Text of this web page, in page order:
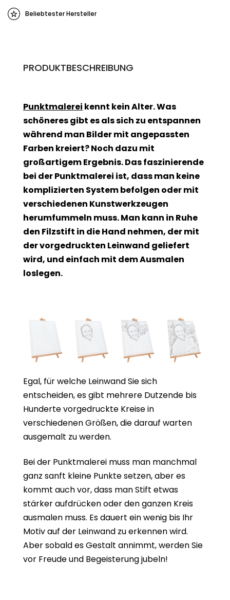
Beliebtester Hersteller
PRODUKTBESCHREIBUNG
Punktmalerei kennt kein Alter. Was
schöneres gibt es als sich zu entspannen
während man Bilder mit angepassten
Farben kreiert? Noch dazu mit
großartigem Ergebnis. Das faszinierende
bei der Punktmalerei ist, dass man keine
komplizierten System befolgen oder mit
verschiedenen Kunstwerkzeugen
herumfummeln muss. Man kann in Ruhe
den Filzstift in die Hand nehmen, der mit
der vorgedruckten Leinwand geliefert
wird, und einfach mit dem Ausmalen
loslegen.
Egal, für welche Leinwand Sie sich
entscheiden, es gibt mehrere Dutzende bis
Hunderte vorgedruckte Kreise in
verschiedenen Größen, die darauf warten
ausgemalt zu werden.
Bei der Punktmalerei muss man manchmal
ganz sanft kleine Punkte setzen, aber es
kommt auch vor, dass man Stift etwas
stärker aufdrücken oder den ganzen Kreis
ausmalen muss. Es dauert ein wenig bis Ihr
Motiv auf der Leinwand zu erkennen wird.
Aber sobald es Gestalt annimmt, werden Sie
vor Freude und Begeisterung jubeln!